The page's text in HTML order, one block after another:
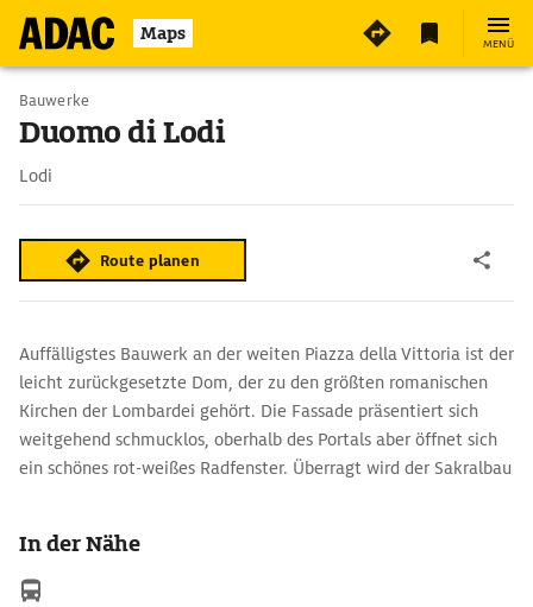
Maps MENÜ
Bauwerke
Duomo di Lodi
Lodi
Route planen
Auffälligstes Bauwerk an der weiten Piazza della Vittoria ist der
leicht zurückgesetzte Dom, der zu den größten romanischen
Kirchen der Lombardei gehört. Die Fassade präsentiert sich
weitgehend schmucklos, oberhalb des Portals aber öffnet sich
ein schönes rot-weißes Radfenster. Überragt wird der Sakralbau
In der Nähe